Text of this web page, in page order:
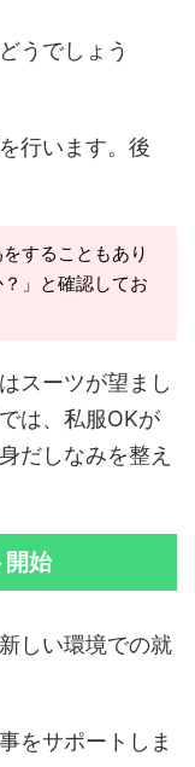
うでしょう
行います。後
することもあり
」と確認してお
スーツが望まし
は、私服OKが
だしなみを整え
開始
しい環境での就
をサポートしま